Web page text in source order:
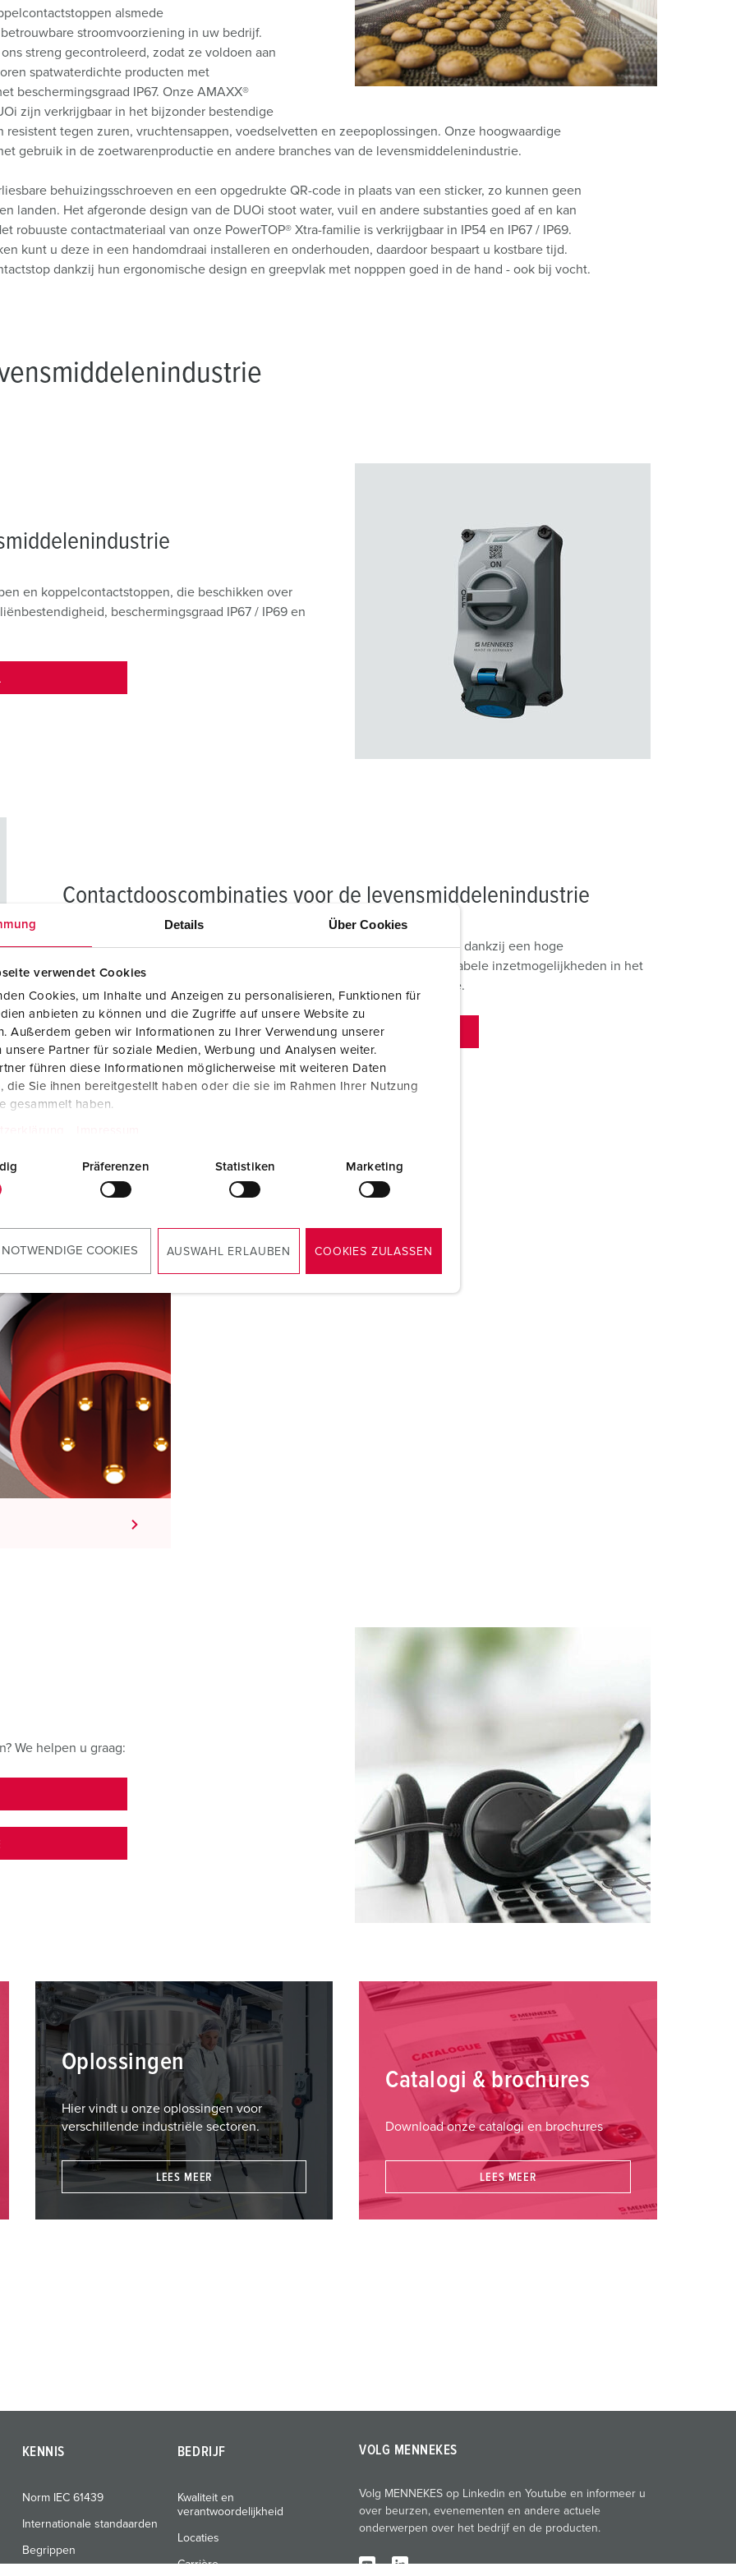
Details Über Cookies
verwendet Cookies
Cookies, um Inhalte und Anzeigen zu personalisieren, Funktionen für
anbieten zu können und die Zugriffe auf unsere Website zu
Außerdem geben wir Informationen zu Ihrer Verwendung unserer
unsere Partner für soziale Medien, Werbung und Analysen weiter.
führen diese Informationen möglicherweise mit weiteren Daten
die Sie ihnen bereitgestellt haben oder die sie im Rahmen Ihrer Nutzung
gesammelt haben.
Präferenzen Statistiken Marketing
NOTWENDIGE COOKIES AUSWAHL ERLAUBEN COOKIES ZULASSEN
SCHUKO® en contactmateriaal met beschermingscontact
Producten met uitgebreide uitvoeringen en aanvullende producten
Overige producten en toebehoren
Brandweer en rampenhulpverlening
Voor containers
Campings
Evenementtechniek
alsmede
stroomvoorziening in uw bedrijf.
streng gecontroleerd, zodat ze voldoen aan
spatwaterdichte producten met
beschermingsgraad IP67. Onze AMAXX®
zijn verkrijgbaar in het bijzonder bestendige
resistent tegen zuren, vruchtensappen, voedselvetten en zeepoplossingen. Onze hoogwaardige
gebruik in de zoetwarenproductie en andere branches van de levensmiddelenindustrie.
behuizingsschroeven en een opgedrukte QR-code in plaats van een sticker, zo kunnen geen
landen. Het afgeronde design van de DUOi stoot water, vuil en andere substanties goed af en kan
robuuste contactmateriaal van onze PowerTOP® Xtra-familie is verkrijgbaar in IP54 en IP67 / IP69.
kunt u deze in een handomdraai installeren en onderhouden, daardoor bespaart u kostbare tijd.
dankzij hun ergonomische design en greepvlak met nopppen goed in de hand - ook bij vocht.
en koppelcontactstoppen, die beschikken over
beschermingsgraad IP67 / IP69 en
Contactdooscombinaties voor de levensmiddelenindustrie
De MENNEKES-AMAXX® contactdooscombinaties en DELTA-BOX zijn dankzij een hoge
chemicaliënbestendigheid, hoge beschermingsgraad en door de variabele inzetmogelijkheden in het
bijzonder aan te bevelen voor de inzet in de levensmiddelenindustrie.
PORTFOLIO CONTACTDOOSCOMBINATIES
voor de drankenproductie?
We helpen u graag:
Oplossingen
Hier vindt u onze oplossingen voor
verschillende industriële sectoren.
LEES MEER
Catalogi & brochures
Download onze catalogi en brochures
LEES MEER
KENNIS
Norm IEC 61439
Internationale standaarden
Begrippen
BEDRIJF
Kwaliteit en
verantwoordelijkheid
Locaties
Carrière
VOLG MENNEKES
Volg MENNEKES op Linkedin en Youtube en informeer u
over beurzen, evenementen en andere actuele
onderwerpen over het bedrijf en de producten.